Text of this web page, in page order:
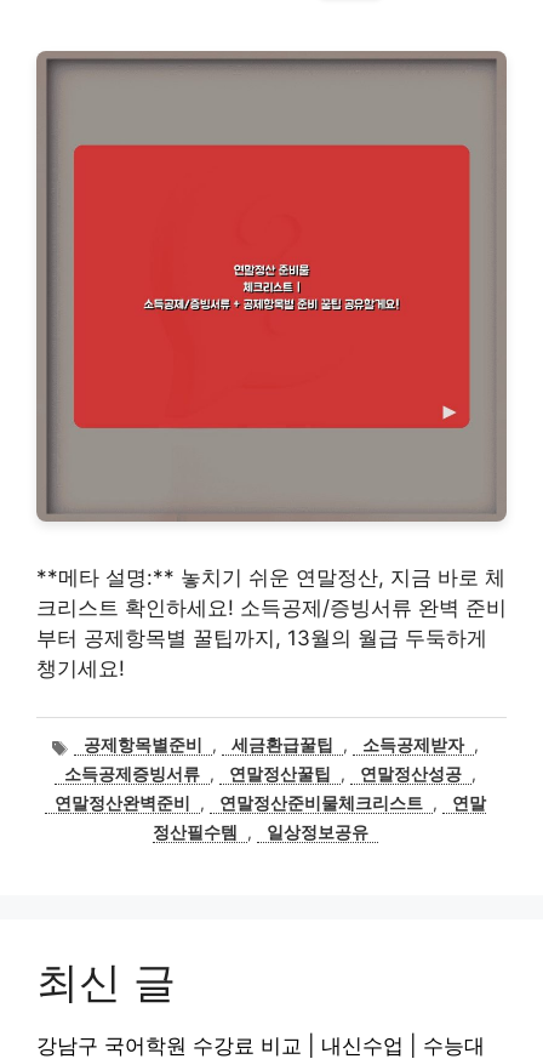
**메타 설명:** 놓치기 쉬운 연말정산, 지금 바로 체
크리스트 확인하세요! 소득공제/증빙서류 완벽 준비
부터 공제항목별 꿀팁까지, 13월의 월급 두둑하게
챙기세요!
태
그
공제항목별준비 , 세금환급꿀팁 , 소득공제받자 ,
소득공제증빙서류 , 연말정산꿀팁 , 연말정산성공 ,
연말정산완벽준비
, 연말정산준비물체크리스트 ,
연말
정산필수템
, 일상정보공유
최신 글
강남구 국어학원 수강료 비교 | 내신수업 | 수능대